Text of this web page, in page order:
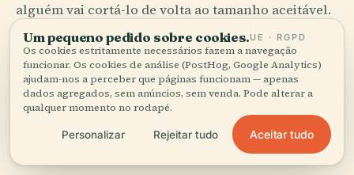
alguém vai cortá-lo de volta ao tamanho aceitável.
A correção pode vir em forma de piada. Pode vir em
silêncio. O silêncio às vezes ensina mais.
A hospitalidade segue o mesmo código. Tire os
sapatos na porta se a casa fizer isso. Leve alguma
coisa. Não toque na cabeça de alguém e não
coloque comida onde o tapu seria perturbado; o
Um pequeno pedido sobre cookies.UE · RGPD
Os cookies estritamente necessários fazem a navegação
funcionar. Os cookies de análise (PostHog, Google Analytics)
ajudam-nos a perceber que páginas funcionam — apenas
dados agregados, sem anúncios, sem venda. Pode alterar a
qualquer momento no rodapé.
Personalizar Rejeitar tudo Aceitar tudo